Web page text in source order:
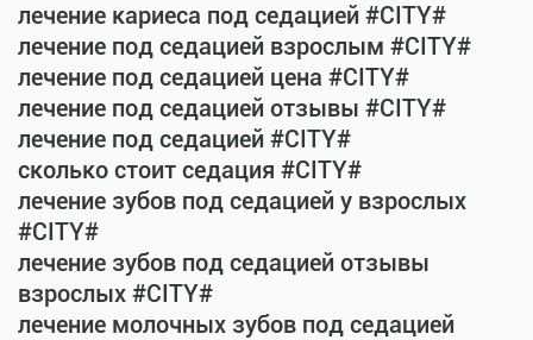
лечение кариеса под седацией #CITY#
лечение под седацией взрослым #CITY#
лечение под седацией цена #CITY#
лечение под седацией отзывы #CITY#
лечение под седацией #CITY#
сколько стоит седация #CITY#
лечение зубов под седацией у взрослых
#CITY#
лечение зубов под седацией отзывы
взрослых #CITY#
лечение молочных зубов под седацией